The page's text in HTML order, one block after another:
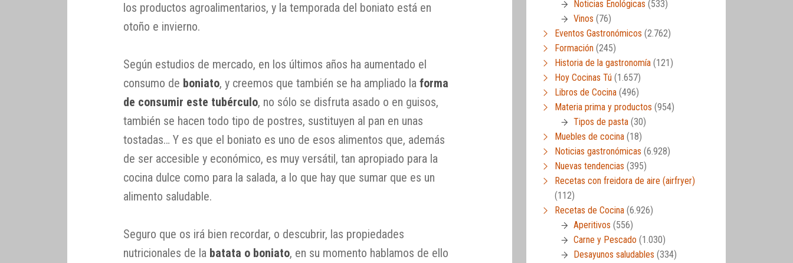
los productos agroalimentarios, y la temporada del boniato está en
otoño e invierno.
Según estudios de mercado, en los últimos años ha aumentado el
consumo de boniato, y creemos que también se ha ampliado laforma
de consumir este tubérculo, no sólo se disfruta asado o en guisos,
también se hacen todo tipo de postres, sustituyen al pan en unas
tostadas… Y es que el boniato es uno de esos alimentos que, además
de ser accesible y económico, es muy versátil, tan apropiado para la
cocina dulce como para la salada, a lo que hay que sumar que es un
alimento saludable.
Seguro que os irá bien recordar, o descubrir, las propiedades
nutricionales de la batata o boniato, en su momento hablamos de ello
Noticias Enológicas (533)
Vinos (76)
Eventos Gastronómicos (2.762)
Formación (245)
Historia de la gastronomía (121)
Hoy Cocinas Tú (1.657)
Libros de Cocina (496)
Materia prima y productos (954)
Tipos de pasta (30)
Muebles de cocina (18)
Noticias gastronómicas (6.928)
Nuevas tendencias (395)
Recetas con freidora de aire (airfryer)
(112)
Recetas de Cocina (6.926)
Aperitivos (556)
Carne y Pescado (1.030)
Desayunos saludables (334)